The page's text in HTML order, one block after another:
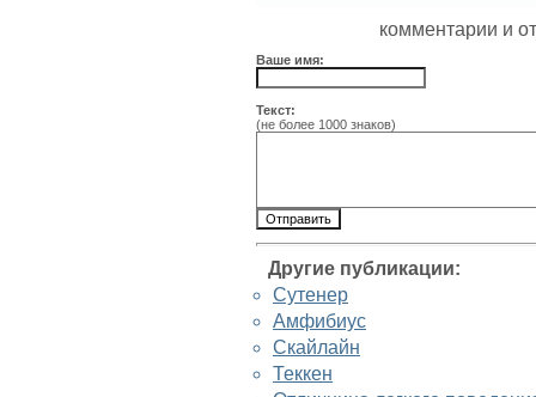
комментарии и
Ваше имя:
Текст:
(не более 1000 знаков)
Другие публикации:
Сутенер
Амфибиус
Скайлайн
Теккен